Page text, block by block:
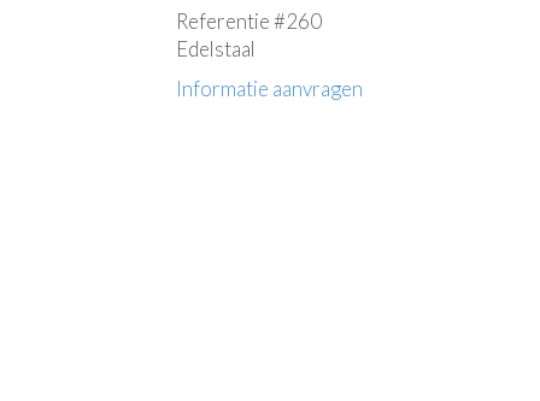
Referentie #260
Edelstaal
Informatie aanvragen